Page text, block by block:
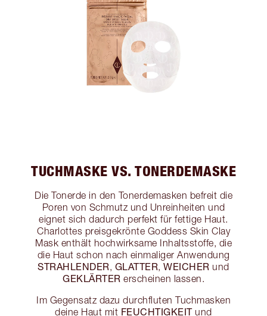
TUCHMASKE VS. TONERDEMASKE
Die Tonerde in den Tonerdemasken befreit die
Poren von Schmutz und Unreinheiten und
eignet sich dadurch perfekt für fettige Haut.
Charlottes preisgekrönte Goddess Skin Clay
Mask enthält hochwirksame Inhaltsstoffe, die
die Haut schon nach einmaliger Anwendung
STRAHLENDER, GLATTER,WEICHER und
GEKLÄRTER erscheinen lassen.
Im Gegensatz dazu durchfluten Tuchmasken
deine Haut mit FEUCHTIGKEITund